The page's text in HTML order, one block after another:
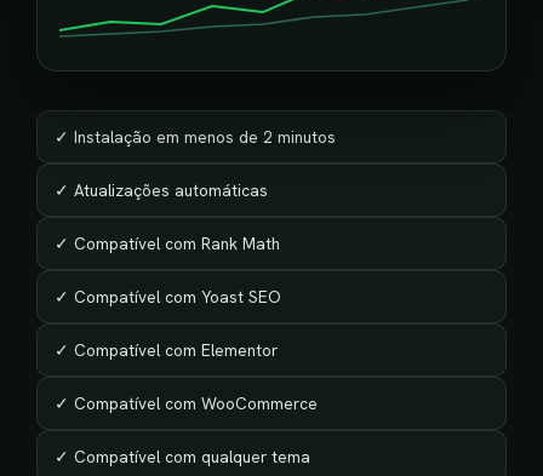
✓ Instalação em menos de 2 minutos
✓ Atualizações automáticas
✓ Compatível com Rank Math
✓ Compatível com Yoast SEO
✓ Compatível com Elementor
✓ Compatível com WooCommerce
✓ Compatível com qualquer tema